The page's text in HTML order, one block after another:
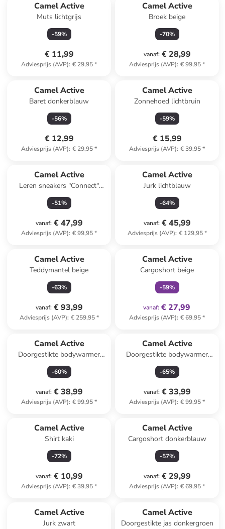
Camel Active
Muts lichtgrijs
-59%
€ 11,99
Adviesprijs (AVP): € 29,95*
Camel Active
Broek beige
-70%
vanaf: € 28,99
Adviesprijs (AVP): € 99,95*
Camel Active
Baret donkerblauw
-56%
€ 12,99
Adviesprijs (AVP): € 29,95*
Camel Active
Zonnehoed lichtbruin
-59%
€ 15,99
Adviesprijs (AVP): € 39,95*
Camel Active
Leren sneakers "Connect"
donkerblauw
-51%
vanaf: € 47,99
Adviesprijs (AVP): € 99,95*
Camel Active
Jurk lichtblauw
-64%
vanaf: € 45,99
Adviesprijs (AVP): € 129,95*
Camel Active
Teddymantel beige
-63%
vanaf: € 93,99
Adviesprijs (AVP): € 259,95*
Camel Active
Cargoshort beige
-59%
vanaf: € 27,99
Adviesprijs (AVP): € 69,95*
Camel Active
Doorgestikte bodywarmer
wit/kaki
-60%
vanaf: € 38,99
Adviesprijs (AVP): € 99,95*
Camel Active
Doorgestikte bodywarmer
kaki
-65%
vanaf: € 33,99
Adviesprijs (AVP): € 99,95*
Camel Active
Shirt kaki
-72%
vanaf: € 10,99
Adviesprijs (AVP): € 39,95*
Camel Active
Cargoshort donkerblauw
-57%
vanaf: € 29,99
Adviesprijs (AVP): € 69,95*
Camel Active
Jurk zwart
Camel Active
Doorgestikte jas donkergroen